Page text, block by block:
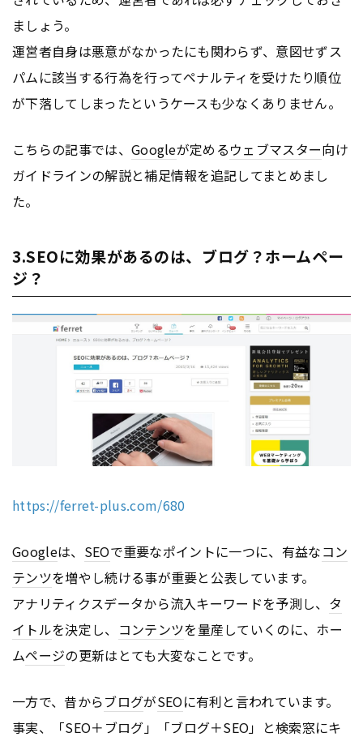
ましょう。
運営者自身は悪意がなかったにも関わらず、意図せずス
パムに該当する行為を行ってペナルティを受けたり順位
が下落してしまったというケースも少なくありません。
こちらの記事では、 Googleが定めるウェブマスター向け
ガイドラインの解説と補足情報を追記してまとめまし
た。
3.SEOに効果があるのは、ブログ？ホームペー
ジ？
https://ferret-plus.com/680
Googleは、 SEOで重要なポイントに一つに、有益なコン
テンツを増やし続ける事が重要と公表しています。
アナリティクスデータから流入キーワードを予測し、 タ
イトルを決定し、 コンテンツを量産していくのに、ホー
ムページの更新はとても大変なことです。
一方で、昔からブログがSEOに有利と言われています。
事実、「SEO＋ ブログ 」「ブログ＋SEO 」と検索窓にキ